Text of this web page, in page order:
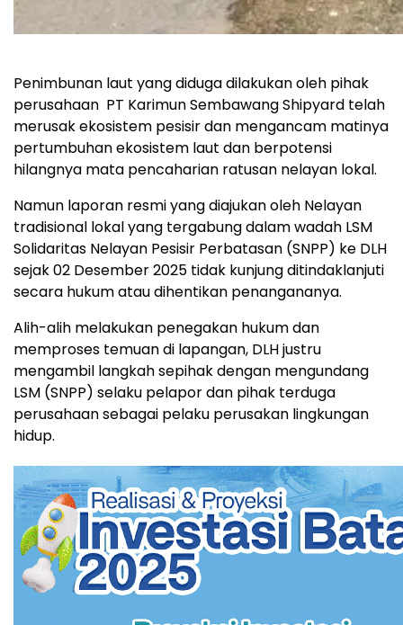
Penimbunan laut yang diduga dilakukan oleh pihak
perusahaan PT Karimun Sembawang Shipyard telah
merusak ekosistem pesisir dan mengancam matinya
pertumbuhan ekosistem laut dan berpotensi
hilangnya mata pencaharian ratusan nelayan lokal.
Namun laporan resmi yang diajukan oleh Nelayan
tradisional lokal yang tergabung dalam wadah LSM
Solidaritas Nelayan Pesisir Perbatasan (SNPP) ke DLH
sejak 02 Desember 2025 tidak kunjung ditindaklanjuti
secara hukum atau dihentikan penangananya.
Alih-alih melakukan penegakan hukum dan
memproses temuan di lapangan, DLH justru
mengambil langkah sepihak dengan mengundang
LSM (SNPP) selaku pelapor dan pihak terduga
perusahaan sebagai pelaku perusakan lingkungan
hidup.